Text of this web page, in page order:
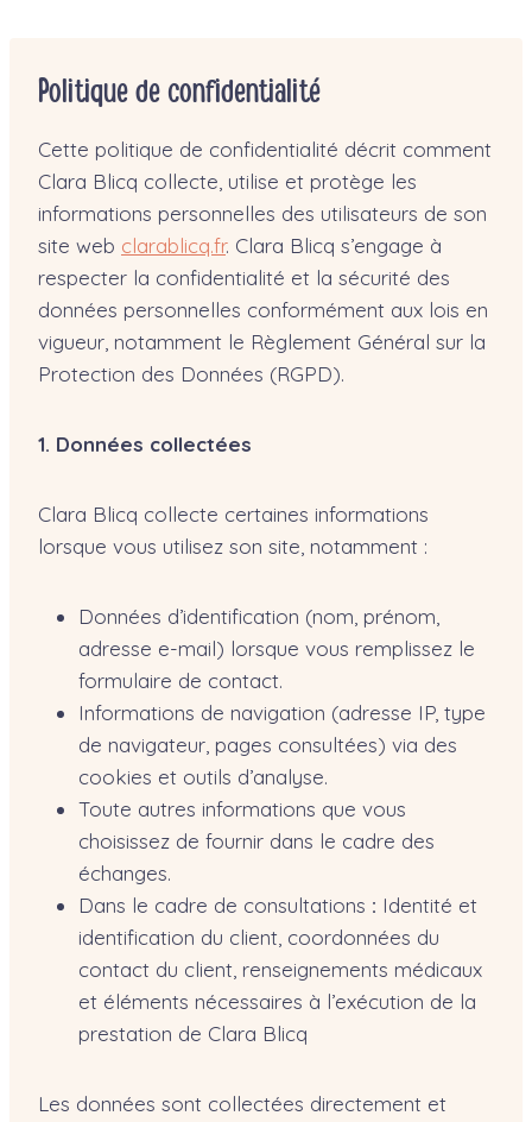
contenuPolitique de confidentialité
Cette politique de confidentialité décrit comment
Clara Blicq collecte, utilise et protège les
informations personnelles des utilisateurs de son
site web clarablicq.fr. Clara Blicq s’engage à
respecter la confidentialité et la sécurité des
données personnelles conformément aux lois en
vigueur, notamment le Règlement Général sur la
Protection des Données (RGPD).
1. Données collectées
Clara Blicq collecte certaines informations
lorsque vous utilisez son site, notamment :
Données d’identification (nom, prénom,
adresse e-mail) lorsque vous remplissez le
formulaire de contact.
Informations de navigation (adresse IP, type
de navigateur, pages consultées) via des
cookies et outils d’analyse.
Toute autres informations que vous
choisissez de fournir dans le cadre des
échanges.
Dans le cadre de consultations : Identité et
identification du client, coordonnées du
contact du client, renseignements médicaux
et éléments nécessaires à l’exécution de la
prestation de Clara Blicq
Les données sont collectées directement et